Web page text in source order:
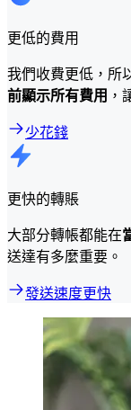
更低的費用
我們收費更低，所
前顯示所有費用 ，
少花錢
更快的轉賬
大部分轉帳都能在
送達有多麼重要。
發送速度更快